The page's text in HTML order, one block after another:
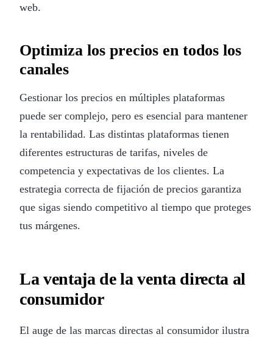
web.
Optimiza los precios en todos los
canales
Gestionar los precios en múltiples plataformas
puede ser complejo, pero es esencial para mantener
la rentabilidad. Las distintas plataformas tienen
diferentes estructuras de tarifas, niveles de
competencia y expectativas de los clientes. La
estrategia correcta de fijación de precios garantiza
que sigas siendo competitivo al tiempo que proteges
tus márgenes.
La ventaja de la venta directa al
consumidor
El auge de las marcas directas al consumidor ilustra